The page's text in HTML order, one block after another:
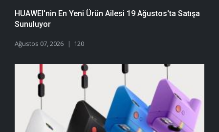
HUAWEI'nin En Yeni Ürün Ailesi 19 Ağustos'ta Satışa
Sunuluyor
Ağustos 07, 2026 120